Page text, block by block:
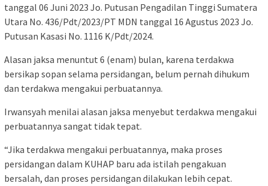
tanggal 06 Juni 2023 Jo. Putusan Pengadilan Tinggi Sumatera
Utara No. 436/Pdt/2023/PT MDN tanggal 16 Agustus 2023 Jo.
Putusan Kasasi No. 1116 K/Pdt/2024.
Alasan jaksa menuntut 6 (enam) bulan, karena terdakwa
bersikap sopan selama persidangan, belum pernah dihukum
dan terdakwa mengakui perbuatannya.
Irwansyah menilai alasan jaksa menyebut terdakwa mengakui
perbuatannya sangat tidak tepat.
“Jika terdakwa mengakui perbuatannya, maka proses
persidangan dalam KUHAP baru ada istilah pengakuan
bersalah, dan proses persidangan dilakukan lebih cepat.